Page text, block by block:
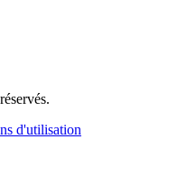
d'utilisation